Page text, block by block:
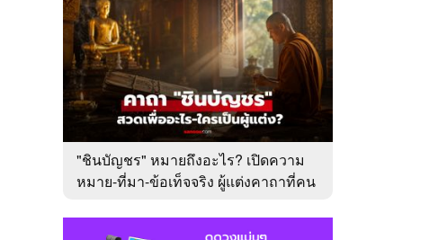
"ชินบัญชร" หมายถึงอะไร? เปิดความ
หมาย-ที่มา-ข้อเท็จจริง ผู้แต่งคาถาที่คน